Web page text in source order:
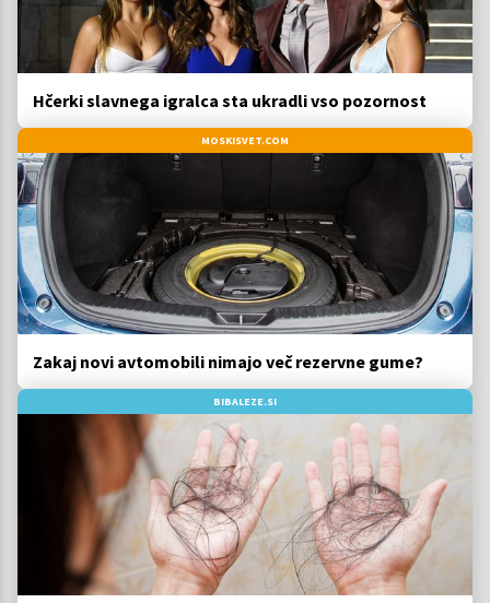
Hčerki slavnega igralca sta ukradli vso pozornost
MOSKISVET.COM
Zakaj novi avtomobili nimajo več rezervne gume?
BIBALEZE.SI